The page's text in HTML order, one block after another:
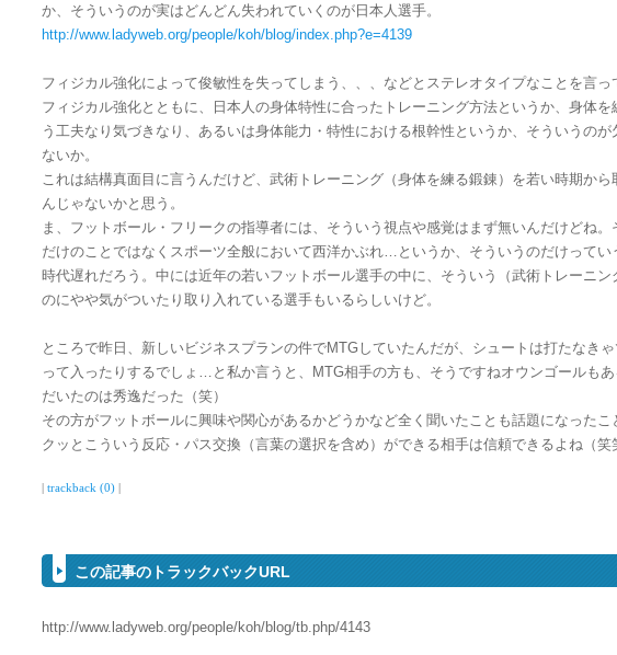
か、そういうのが実はどんどん失われていくのが日本人選手。
http://www.ladyweb.org/people/koh/blog/index.php?e=4139
フィジカル強化によって俊敏性を失ってしまう、、、などとステレオタイプなことを言っ
フィジカル強化とともに、日本人の身体特性に合ったトレーニング方法というか、身体
う工夫なり気づきなり、あるいは身体能力・特性における根幹性というか、そういうのが
ないか。
これは結構真面目に言うんだけど、武術トレーニング（身体を練る鍛錬）を若い時期から
んじゃないかと思う。
ま、フットボール・フリークの指導者には、そういう視点や感覚はまず無いんだけどね
だけのことではなくスポーツ全般において西洋かぶれ…というか、そういうのだけってい
時代遅れだろう。中には近年の若いフットボール選手の中に、そういう（武術トレーニン
のにやや気がついたり取り入れている選手もいるらしいけど。
ところで昨日、新しいビジネスプランの件でMTGしていたんだが、シュートは打たなき
って入ったりするでしょ…と私か言うと、MTG相手の方も、そうですねオウンゴールも
だいたのは秀逸だった（笑）
その方がフットボールに興味や関心があるかどうかなど全く聞いたことも話題になったこ
クッとこういう反応・パス交換（言葉の選択を含め）ができる相手は信頼できるよね（笑
| trackback (0) |
この記事のトラックバックURL
http://www.ladyweb.org/people/koh/blog/tb.php/4143